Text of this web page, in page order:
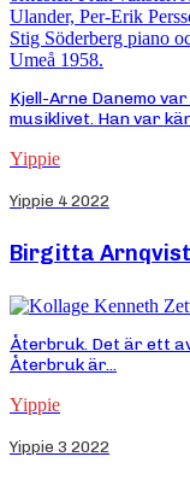
Kjell-Arne Danemo
musiklivet. Han var
Yippie
Yippie 4 2022
Birgitta Arnqvist
Återbruk. Det är ett
Återbruk är...
Yippie
Yippie 3 2022